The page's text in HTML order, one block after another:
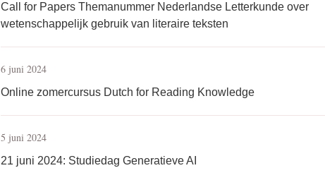
Call for Papers Themanummer Nederlandse Letterkunde over
wetenschappelijk gebruik van literaire teksten
6 juni 2024
Online zomercursus Dutch for Reading Knowledge
5 juni 2024
21 juni 2024: Studiedag Generatieve AI